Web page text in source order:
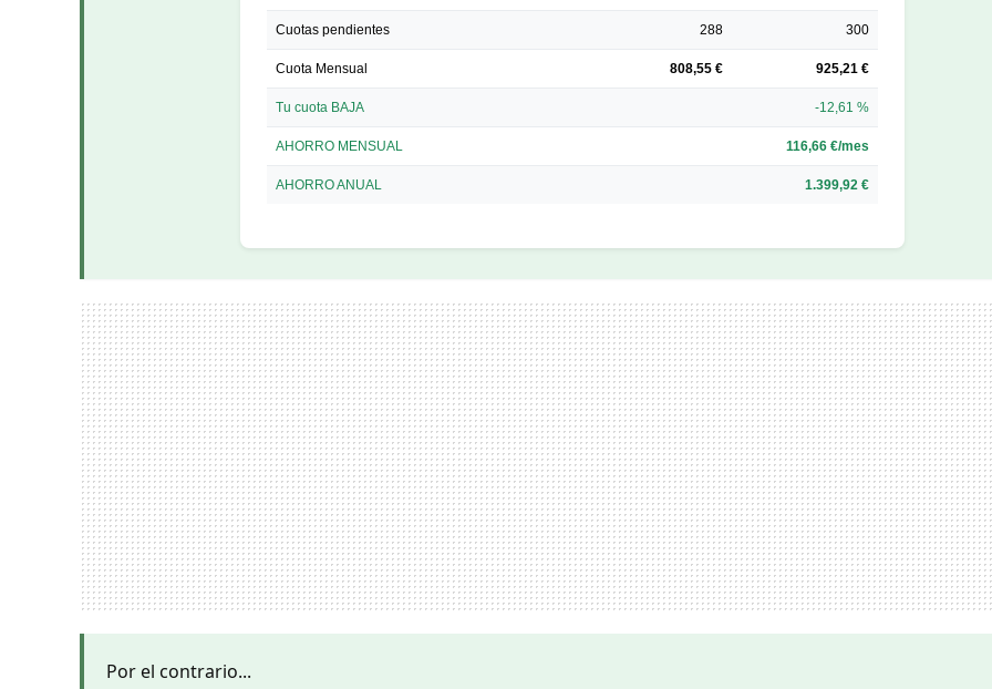
Cuotas pendientes 288 300
Cuota Mensual 808,55 € 925,21 €
Tu cuota BAJA -12,61 %
AHORRO MENSUAL 116,66 €/mes
AHORRO ANUAL 1.399,92 €
Por el contrario...